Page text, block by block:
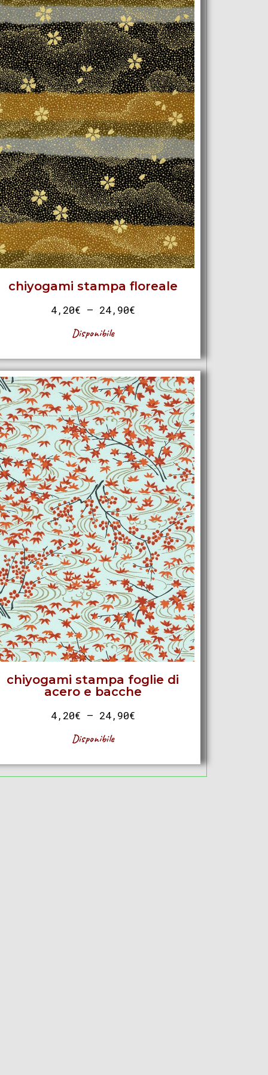
chiyogami stampa floreale
4,20€ – 24,90€
Disponibile
chiyogami stampa foglie di
acero e bacche
4,20€ – 24,90€
Disponibile